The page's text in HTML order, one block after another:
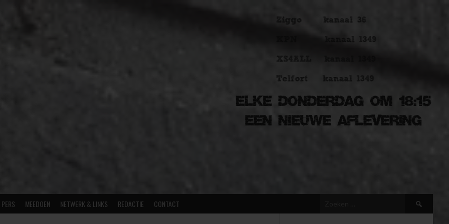
MEEDOEN NETWERK & LINKS REDACTIE CONTACT
Zoeken
naar: